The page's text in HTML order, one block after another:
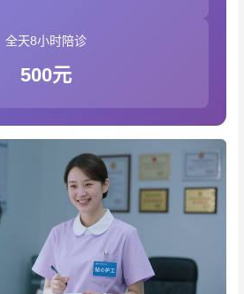
全天8小时陪诊
500元